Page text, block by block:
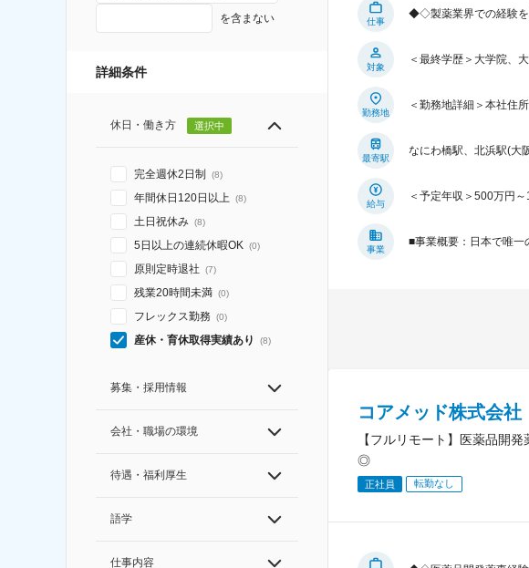
を含まない
詳細条件
休日・働き方 選択中
完全週休2日制 (8)
年間休日120日以上 (8)
土日祝休み (8)
5日以上の連続休暇OK (0)
原則定時退社 (7)
残業20時間未満 (0)
フレックス勤務 (0)
産休・育休取得実績あり (8)
募集・採用情報
会社・職場の環境
待遇・福利厚生
語学
仕事内容
仕事
◆◇製薬業界での経験を
対象
＜最終学歴＞大学院、
勤務地
＜勤務地詳細＞本社住
最寄駅
なにわ橋駅、北浜駅(大
給与
＜予定年収＞500万円
事業
■事業概要：日本で唯一
コアメッド株式会社
【フルリモート】医薬品開
◎
正社員 転勤なし